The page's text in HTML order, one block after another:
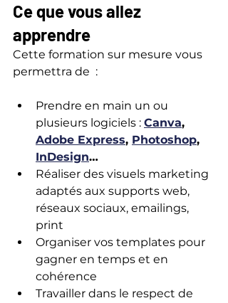
Ce que vous allez
apprendre
Cette formation sur mesure vous
permettra de  :
Prendre en main un ou
plusieurs logiciels : Canva,
Adobe Express, Photoshop,
InDesign…
Réaliser des visuels marketing
adaptés aux supports web,
réseaux sociaux, emailings,
print
Organiser vos templates pour
gagner en temps et en
cohérence
Travailler dans le respect de